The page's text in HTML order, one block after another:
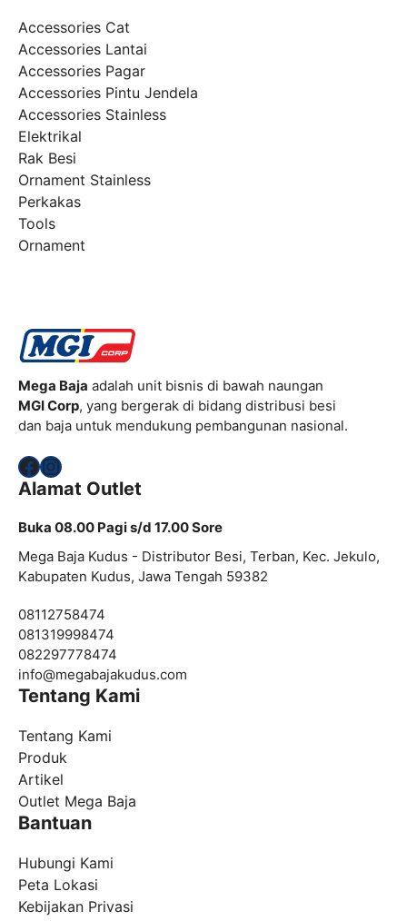
Accessories Cat
Accessories Lantai
Accessories Pagar
Accessories Pintu Jendela
Accessories Stainless
Elektrikal
Rak Besi
Ornament Stainless
Perkakas
Tools
Ornament
Mega Baja adalah unit bisnis di bawah naungan
MGI Corp, yang bergerak di bidang distribusi besi
dan baja untuk mendukung pembangunan nasional.
Facebook
Instagram
Alamat Outlet
Buka 08.00 Pagi s/d 17.00 Sore
Mega Baja Kudus - Distributor Besi, Terban, Kec. Jekulo,
Kabupaten Kudus, Jawa Tengah 59382
08112758474
081319998474
082297778474
info@megabajakudus.com
Tentang Kami
Tentang Kami
Produk
Artikel
Outlet Mega Baja
Bantuan
Hubungi Kami
Peta Lokasi
Kebijakan Privasi